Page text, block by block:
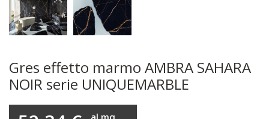
Gres effetto marmo AMBRA SAHARA
NOIR serie UNIQUEMARBLE